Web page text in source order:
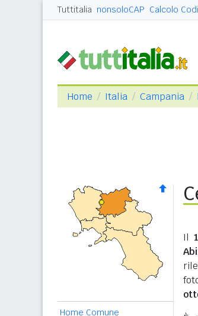
Tuttitalia nonsoloCAP Calcolo
Home Italia Campania
Home Comune
Il